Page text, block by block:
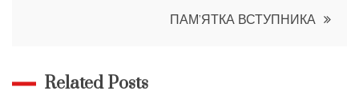
ПАМ’ЯТКА ВСТУПНИКА
Related Posts